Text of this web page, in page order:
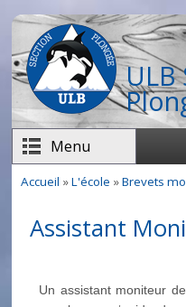
Aller au contenu principal
ULB
Menu
Accueil »L'école »Brevets
Assistant
Un assistant moniteur